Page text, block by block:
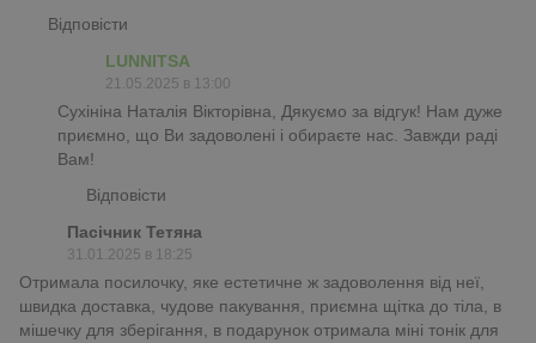
Відповісти
LUNNITSA
21.05.2025 в 13:00
Сухініна Наталія Вікторівна, Дякуємо за відгук! Нам дуже
приємно, що Ви задоволені і обираєте нас. Завжди раді
Вам!
Відповісти
Пасічник Тетяна
31.01.2025 в 18:25
Отримала посилочку, яке естетичне ж задоволення від неї,
швидка доставка, чудове пакування, приємна щітка до тіла, в
мішечку для зберігання, в подарунок отримала міні тонік для